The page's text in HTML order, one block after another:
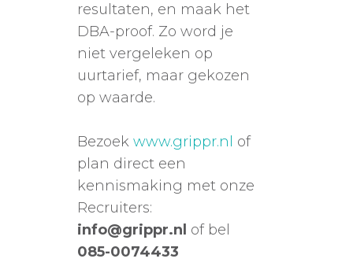
resultaten, en maak het
DBA-proof. Zo word je
niet vergeleken op
uurtarief, maar gekozen
op waarde.
Bezoek www.grippr.nl of
plan direct een
kennismaking met onze
Recruiters:
info@grippr.nl of bel
085-0074433